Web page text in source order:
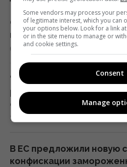
Один из ближайших
прячется в Москве, - The
01:58 воскресенье, 09 августа 2026
"Это очень больно": сын
рассказал о состоянии
отца
21:15 суббота, 08 августа 2026
В ЕС предложили новую
конфискации
Some vendors may process your
of legitimate interest, which you can
your options below. Look for a link
or in the site menu to manage or
and cookie settings.
Consent
Manage